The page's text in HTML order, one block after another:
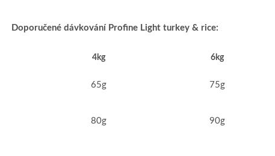
Doporučené dávkování Profine Light turkey & rice:
4kg 6kg
65g 75g
80g 90g